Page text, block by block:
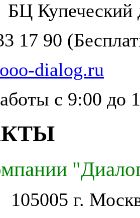
БЦ Купеческий
17 90
dialog.ru
с 9:00 до
105005 г.